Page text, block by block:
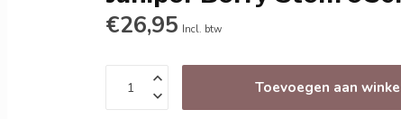
€26,95 Incl. btw
Toevoegen aan